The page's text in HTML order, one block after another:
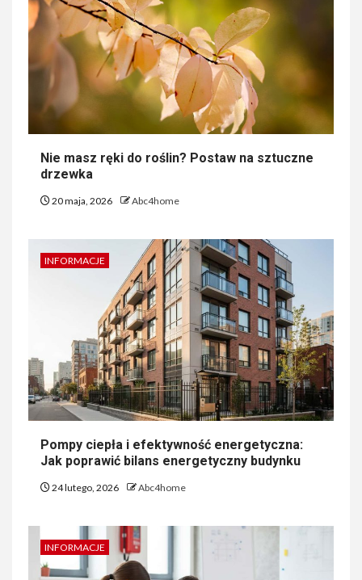
Nie masz ręki do roślin? Postaw na sztuczne
drzewka
20 maja, 2026 Abc4home
INFORMACJE
Pompy ciepła i efektywność energetyczna:
Jak poprawić bilans energetyczny budynku
24 lutego, 2026 Abc4home
INFORMACJE